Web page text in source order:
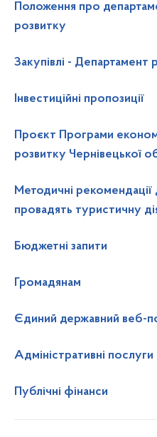
Положення про
розвитку
Закупівлі - Департамент
Інвестиційні пропозиції
Проєкт Програми
розвитку Чернівецької
Методичні рекомендації
провадять туристичну
Бюджетні запити
Громадянам
Єдиний державний веб-
Адміністративні послуги
Публічні фінанси